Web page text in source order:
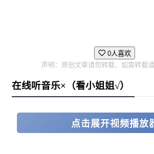
组建后勤团队
经理、媒体专员等。每个角色都
0人喜欢
声明：原创文章请勿转载，如需转载请
在线听音乐×（看小姐姐√）
点击展开视频播放